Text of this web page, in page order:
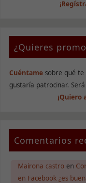
¿Quieres
Cuéntamesobre qué te
gustaría patrocinar.
¡Quiero
Comentarios
Mairona castroen
en Facebook ¿es